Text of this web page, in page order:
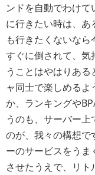
ンドを自動でわけ
に行きたい時は、
も行きたくないな
すぐに倒されて、気
うことはやはりあ
ャ同士で楽しめる
か、ランキングや
うのも、サーバー
のが、我々の構想で
ーのサービスをう
させたうえで、リ